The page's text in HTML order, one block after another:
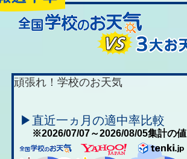
頑張れ！学校のお天気
▶直近一ヵ月の適中率比較
※2026/07/07～2026/08/05集計の値